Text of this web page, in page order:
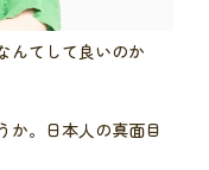
んてして良いのか
か。日本人の真面目